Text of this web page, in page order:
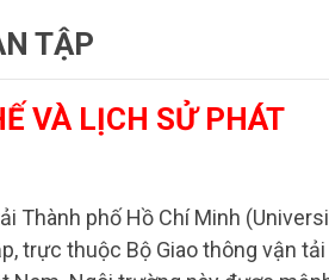
TẬP
VÀ LỊCH SỬ PHÁT
Thành phố Hồ Chí Minh
trực thuộc Bộ Giao thông vận tải